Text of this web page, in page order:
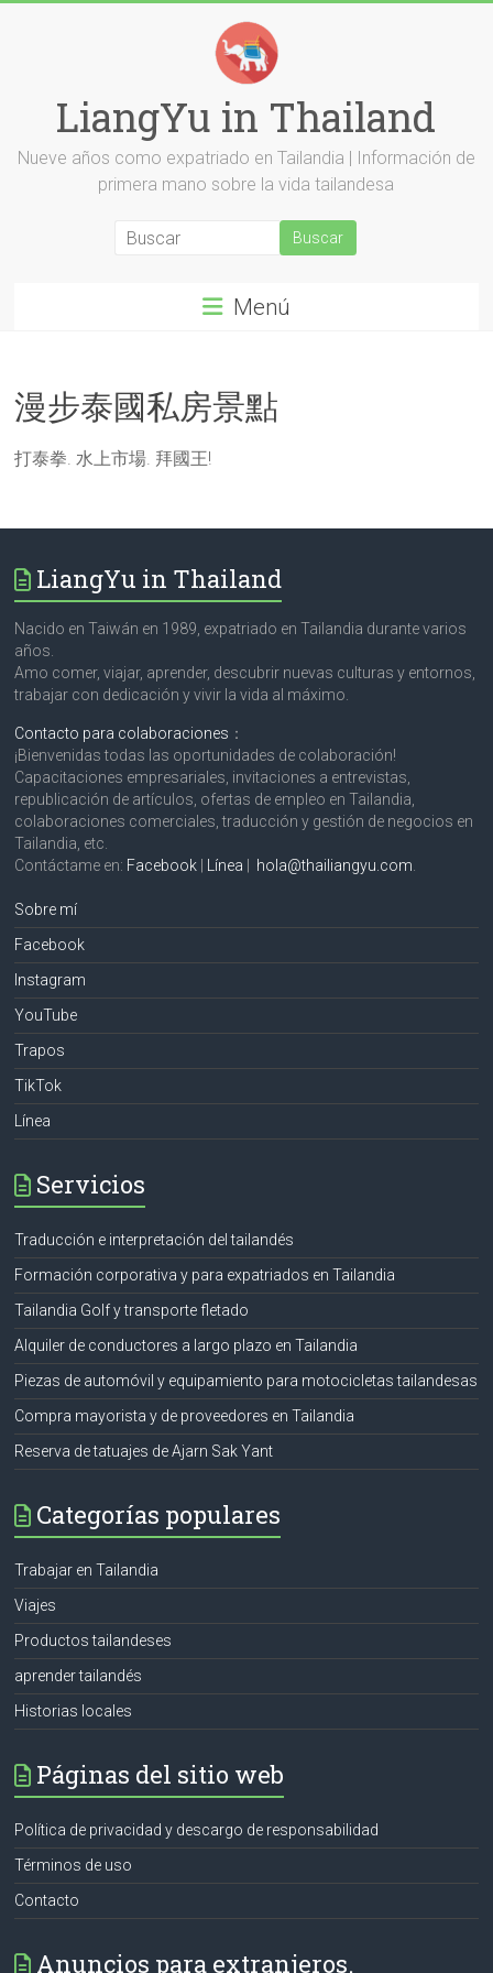
LiangYu in Thailand
Nueve años como expatriado en Tailandia | Información de
primera mano sobre la vida tailandesa
Menú
漫步泰國私房景點
打泰拳. 水上市場. 拜國王!
LiangYu in Thailand
Nacido en Taiwán en 1989, expatriado en Tailandia durante varios
años.
Amo comer, viajar, aprender, descubrir nuevas culturas y entornos,
trabajar con dedicación y vivir la vida al máximo.
Contacto para colaboraciones ：
¡Bienvenidas todas las oportunidades de colaboración!
Capacitaciones empresariales, invitaciones a entrevistas,
republicación de artículos, ofertas de empleo en Tailandia,
colaboraciones comerciales, traducción y gestión de negocios en
Tailandia, etc.
Contáctame en: Facebook Línea hola@thailiangyu.com
Sobre mí
Facebook
Instagram
YouTube
Trapos
TikTok
Línea
Servicios
Traducción e interpretación del tailandés
Formación corporativa y para expatriados en Tailandia
Tailandia Golf y transporte fletado
Alquiler de conductores a largo plazo en Tailandia
Piezas de automóvil y equipamiento para motocicletas tailandesas
Compra mayorista y de proveedores en Tailandia
Reserva de tatuajes de Ajarn Sak Yant
Categorías populares
Trabajar en Tailandia
Viajes
Productos tailandeses
aprender tailandés
Historias locales
Páginas del sitio web
Política de privacidad y descargo de responsabilidad
Términos de uso
Contacto
Anuncios para extranjeros.